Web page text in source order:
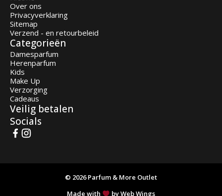
Over ons
Privacyverklaring
Sitemap
Verzend - en retourbeleid
Categorieën
Damesparfum
Herenparfum
Kids
Make Up
Verzorging
Cadeaus
Veilig betalen
Socials
© 2026 Parfum & More Outlet
Made with
by Web Wings